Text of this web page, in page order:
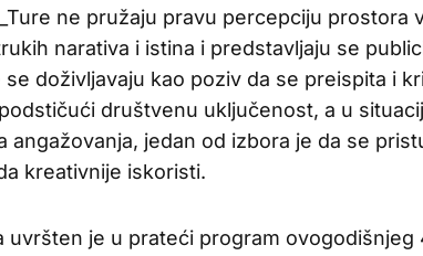
ne pružaju pravu percepciju prostora
narativa i istina i predstavljaju se
se doživljavaju kao poziv da se preispita i
društvenu uključenost, a u
angažovanja, jedan od izbora je da se
kreativnije iskoristi.
uvršten je u prateći program